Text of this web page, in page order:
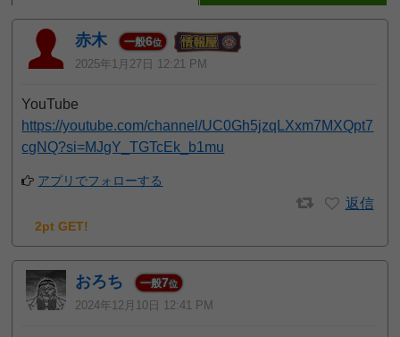
赤木 一般6位
2025年1月27日 12:21 PM
YouTube
https://youtube.com/channel/UC0Gh5jzqLXxm7MXQpt7
cgNQ?si=MJgY_TGTcEk_b1mu
アプリでフォローする
返信
2pt GET!
おろち 一般7位
2024年12月10日 12:41 PM